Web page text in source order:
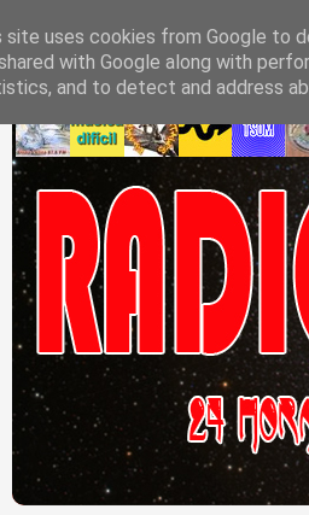
site uses cookies from Google to
with Google along with
and to detect and address